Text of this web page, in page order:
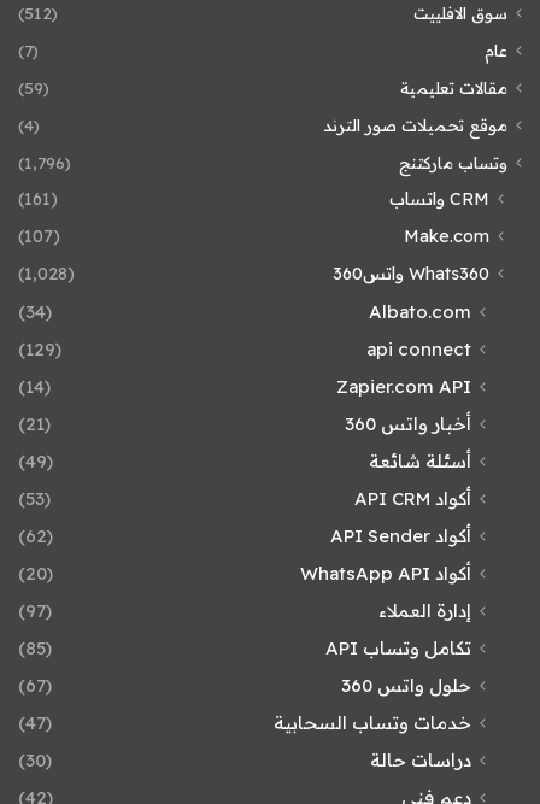
سوق الافلييت
(512)
عام
(7)
مقالات تعليمية
(59)
موقع تحميلات صور الترند
(4)
وتساب ماركتنج
(1٬796)
CRM واتساب
(161)
Make.com
(107)
Whats360 واتس360
(1٬028)
Albato.com
(34)
api connect
(129)
Zapier.com API
(14)
أخبار واتس 360
(21)
أسئلة شائعة
(49)
أكواد API CRM
(53)
أكواد API Sender
(62)
أكواد WhatsApp API
(20)
إدارة العملاء
(97)
تكامل وتساب API
(85)
حلول واتس 360
(67)
خدمات وتساب السحابية
(47)
دراسات حالة
(30)
دعم فني
(42)